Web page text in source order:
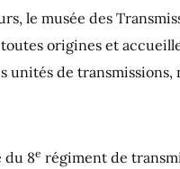
le musée des
origines et
unités de
du 8e régiment de